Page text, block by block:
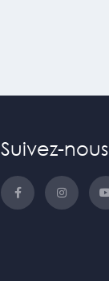
Suivez-nous